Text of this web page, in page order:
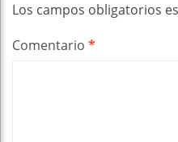
Los campos obligatorios
Comentario *